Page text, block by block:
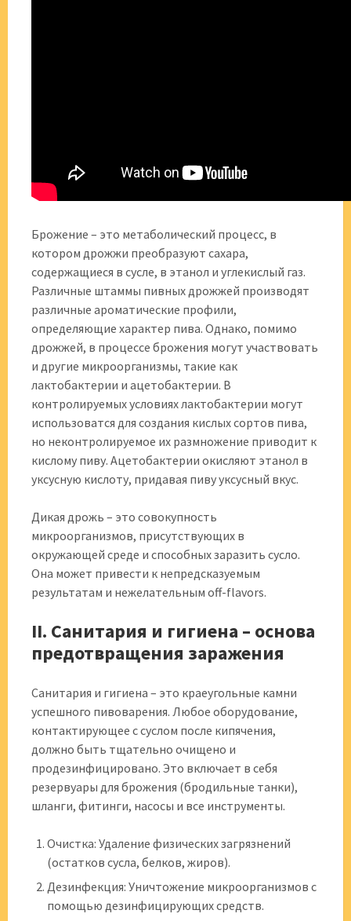
Брожение – это метаболический процесс, в
котором дрожжи преобразуют сахара,
содержащиеся в сусле, в этанол и углекислый газ.
Различные штаммы пивных дрожжей производят
различные ароматические профили,
определяющие характер пива. Однако, помимо
дрожжей, в процессе брожения могут участвовать
и другие микроорганизмы, такие как
лактобактерии и ацетобактерии. В
контролируемых условиях лактобактерии могут
использоватся для создания кислых сортов пива,
но неконтролируемое их размножение приводит к
кислому пиву. Ацетобактерии окисляют этанол в
уксусную кислоту, придавая пиву уксусный вкус.
Дикая дрожь – это совокупность
микроорганизмов, присутствующих в
окружающей среде и способных заразить сусло.
Она может привести к непредсказуемым
результатам и нежелательным off-flavors.
II. Санитария и гигиена – основа
предотвращения заражения
Санитария и гигиена – это краеугольные камни
успешного пивоварения. Любое оборудование,
контактирующее с суслом после кипячения,
должно быть тщательно очищено и
продезинфицировано. Это включает в себя
резервуары для брожения (бродильные танки),
шланги, фитинги, насосы и все инструменты.
Очистка: Удаление физических загрязнений
(остатков сусла, белков, жиров).
Дезинфекция: Уничтожение микроорганизмов с
помощью дезинфицирующих средств.